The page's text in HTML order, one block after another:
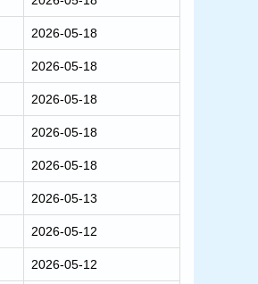
2026-05-18
2026-05-18
2026-05-18
2026-05-18
2026-05-18
2026-05-13
2026-05-12
2026-05-12